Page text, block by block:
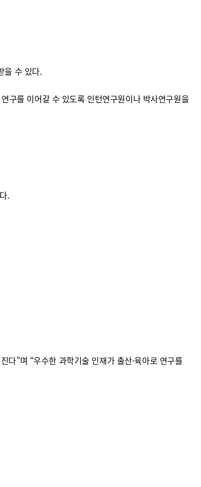
을 수 있다.
구를 이어갈 수 있도록 인턴연구원이나 박사연구원을
.
다”며 “우수한 과학기술 인재가 출산·육아로 연구를